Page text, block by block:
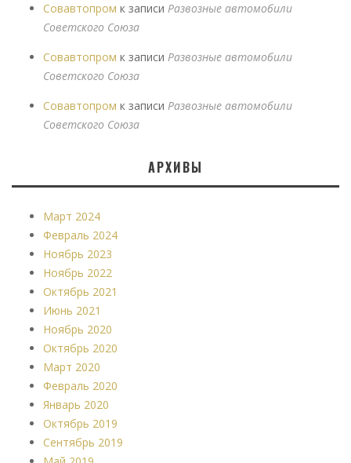
Совавтопром к записи Развозные автомобили
Советского Союза
Совавтопром к записи Развозные автомобили
Советского Союза
Совавтопром к записи Развозные автомобили
Советского Союза
АРХИВЫ
Март 2024
Февраль 2024
Ноябрь 2023
Ноябрь 2022
Октябрь 2021
Июнь 2021
Ноябрь 2020
Октябрь 2020
Март 2020
Февраль 2020
Январь 2020
Октябрь 2019
Сентябрь 2019